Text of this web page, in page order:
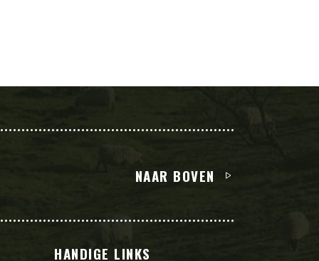
NAAR BOVEN
HANDIGE LINKS